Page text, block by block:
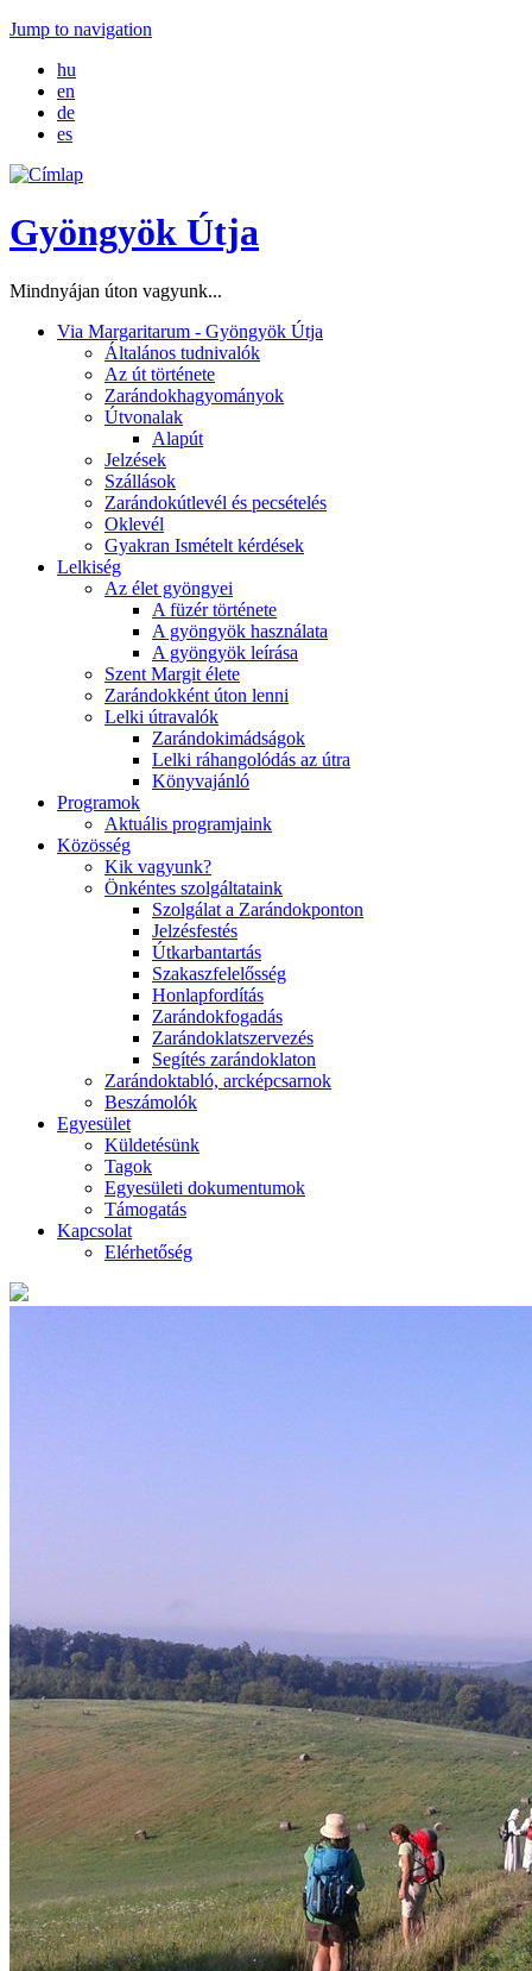
Jump to navigation
hu
en
de
es
Gyöngyök Útja
Mindnyájan úton vagyunk...
Via Margaritarum - Gyöngyök Útja
Általános tudnivalók
Az út története
Zarándokhagyományok
Útvonalak
Alapút
Jelzések
Szállások
Zarándokútlevél és pecsételés
Oklevél
Gyakran Ismételt kérdések
Lelkiség
Az élet gyöngyei
A füzér története
A gyöngyök használata
A gyöngyök leírása
Szent Margit élete
Zarándokként úton lenni
Lelki útravalók
Zarándokimádságok
Lelki ráhangolódás az útra
Könyvajánló
Programok
Aktuális programjaink
Közösség
Kik vagyunk?
Önkéntes szolgáltataink
Szolgálat a Zarándokponton
Jelzésfestés
Útkarbantartás
Szakaszfelelősség
Honlapfordítás
Zarándokfogadás
Zarándoklatszervezés
Segítés zarándoklaton
Zarándoktabló, arcképcsarnok
Beszámolók
Egyesület
Küldetésünk
Tagok
Egyesületi dokumentumok
Támogatás
Kapcsolat
Elérhetőség